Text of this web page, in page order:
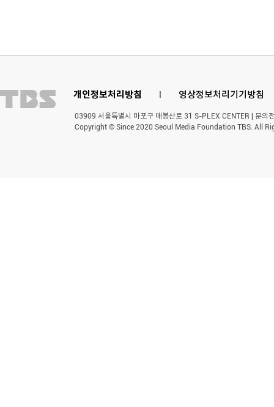
개인정보처리방침 l 영상정보처리기기방침
03909 서울특별시 마포구 매봉산로 31 S-PLEX CENTER | 문
Copyright © Since 2020 Seoul Media Foundation TBS. All